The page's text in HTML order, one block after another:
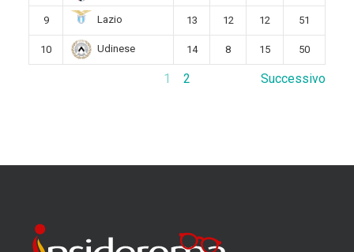
9 Lazio 13 12 12 51
10 Udinese 14 8 15 50
1 2 Successivo